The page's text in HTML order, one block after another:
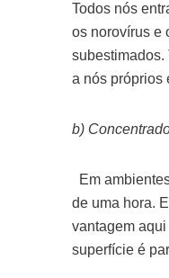
Todos nós
os norovírus e
a nós próprios
b)
Em
de uma hora.
vantagem
superfície é